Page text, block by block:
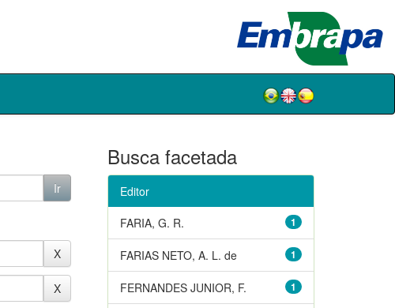
Busca facetada
Editor
1
FARIA, G. R.
1
FARIAS NETO, A. L. de
1
FERNANDES JUNIOR, F.